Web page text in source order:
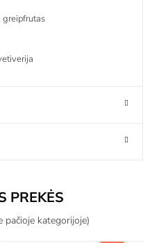
greipfrutas
PREKĖS
pačioje kategorijoje)